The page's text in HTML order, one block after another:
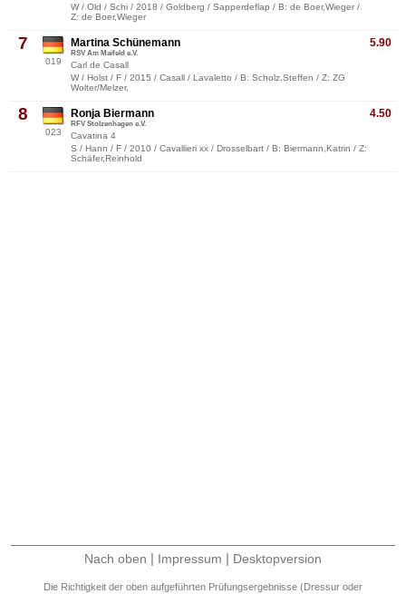
W / Old / Schi / 2018 / Goldberg / Sapperdeflap / B: de Boer,Wieger /
Z: de Boer,Wieger
7
019
5.90
Martina Schünemann
RSV Am Maifeld e.V.
Carl de Casall
W / Holst / F / 2015 / Casall / Lavaletto / B: Scholz,Steffen / Z: ZG
Wolter/Melzer,
8
023
4.50
Ronja Biermann
RFV Stolzenhagen e.V.
Cavatina 4
S / Hann / F / 2010 / Cavallieri xx / Drosselbart / B: Biermann,Katrin / Z:
Schäfer,Reinhold
Nach oben | Impressum | Desktopversion
Die Richtigkeit der oben aufgeführten Prüfungsergebnisse (Dressur oder